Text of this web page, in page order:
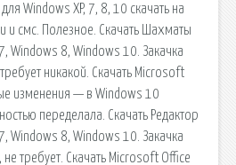
Windows XP, 7, 8, 10 скачать на
и смс. Полезное. Скачать Шахматы
Windows 8, Windows 10. Закачка
никакой. Скачать Microsoft
изменения — в Windows 10
переделала. Скачать Редактор
Windows 8, Windows 10. Закачка
не требует. Скачать Microsoft Office